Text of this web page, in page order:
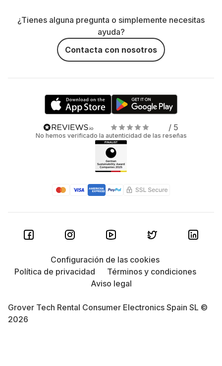
¿Tienes alguna pregunta o simplemente necesitas
ayuda?
Contacta con nosotros
/ 5
No hemos verificado la autenticidad de las reseñas
Grover Tech Rental Consumer Electronics Spain SL ©
2026
Configuración de las cookies
Política de privacidad
Términos y condiciones
Aviso legal